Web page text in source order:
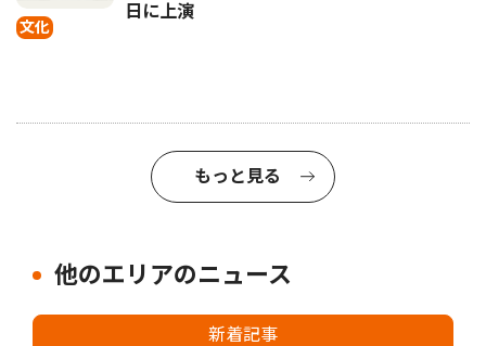
文化
日に上演
もっと見る
他のエリアのニュース
新着記事